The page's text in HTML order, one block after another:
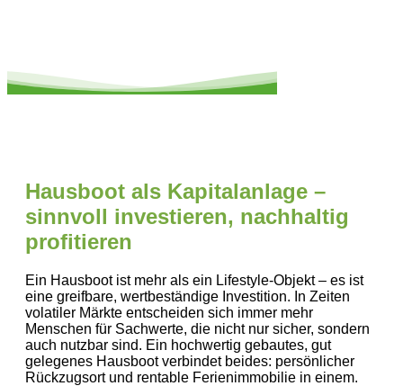
Hausboot als Kapitalanlage –
sinnvoll investieren, nachhaltig
profitieren
Ein Hausboot ist mehr als ein Lifestyle-Objekt – es ist
eine greifbare, wertbeständige Investition. In Zeiten
volatiler Märkte entscheiden sich immer mehr
Menschen für Sachwerte, die nicht nur sicher, sondern
auch nutzbar sind. Ein hochwertig gebautes, gut
gelegenes Hausboot verbindet beides: persönlicher
Rückzugsort und rentable Ferienimmobilie in einem.